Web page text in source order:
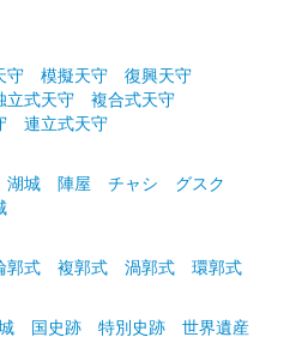
日限定御城印
様子がデザインされている。雨が
にしろテラスにて購入可。通信販
守 模擬天守
復興天守
立式天守
複合式天守
連立式天守
湖城 陣屋 チャシ
グスク
郭式 複郭式 渦郭式
環郭式
国史跡 特別史跡 世界遺産